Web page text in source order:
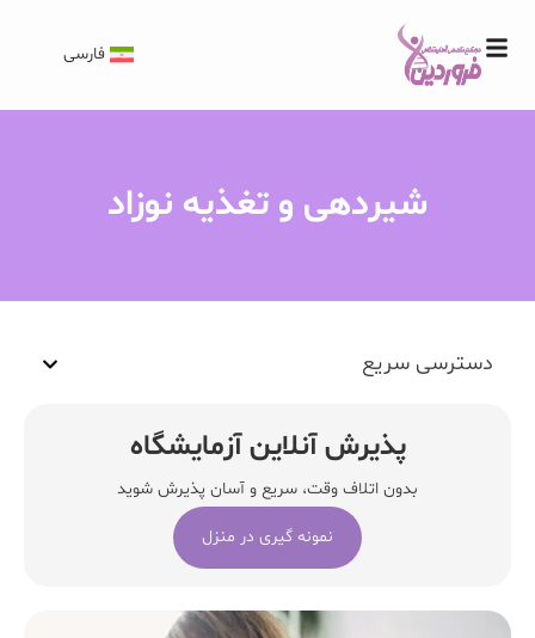
فارسی
شیردهی و تغذیه نوزاد
دسترسی سریع
پذیرش آنلاین آزمایشگاه
بدون اتلاف وقت، سریع و آسان پذیرش شوید
نمونه گیری در منزل